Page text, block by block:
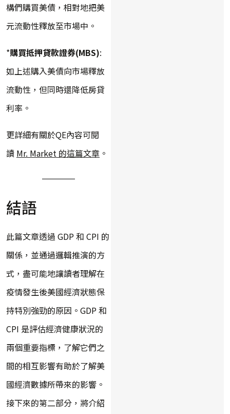
構們購買美債，相對地把美
元流動性釋放至市場中。
*購買抵押貸款證券(MBS):
如上述購入美債向市場釋放
流動性，但同時還降低房貸
利率。
更詳細有關於QE內容可閱
讀 Mr. Market 的這篇文章 。
結語
此篇文章透過 GDP 和 CPI 的
關係，並通過邏輯推演的方
式，盡可能地讓讀者理解在
疫情發生後美國經濟狀態保
持特別強勁的原因。GDP 和
CPI 是評估經濟健康狀況的
兩個重要指標，了解它們之
間的相互影響有助於了解美
國經濟數據所帶來的影響。
接下來的第二部分，將介紹